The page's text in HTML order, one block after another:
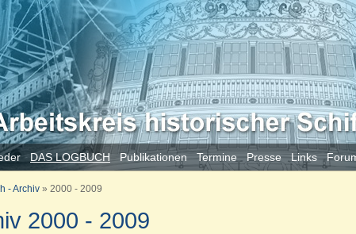
DAS LOGBUCH Publikationen Termine Presse Links
- Archiv » 2000 - 2009
2000 - 2009